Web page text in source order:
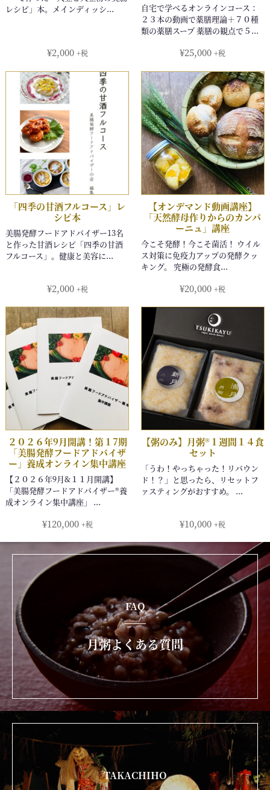
¥2,000 +税 ¥25,000 +税
¥2,000 +税 ¥20,000 +税
¥120,000 +税 ¥10,000 +税
FAQ
月粥よくある質問
TAKACHIHO